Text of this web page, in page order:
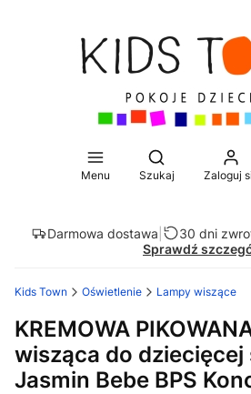
Menu
Otwórz
Szukaj Zaloguj
Darmowa dostawa 30 dni
Sprawdź
Kids Town Oświetlenie Lampy wiszące
KREMOWA
wisząca do dziecięcej
Jasmin Bebe BPS